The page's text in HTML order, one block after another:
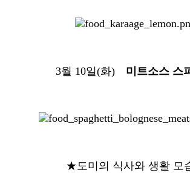
3월 10일(화) 미트소스 스
★도미의 식사와 생활 모